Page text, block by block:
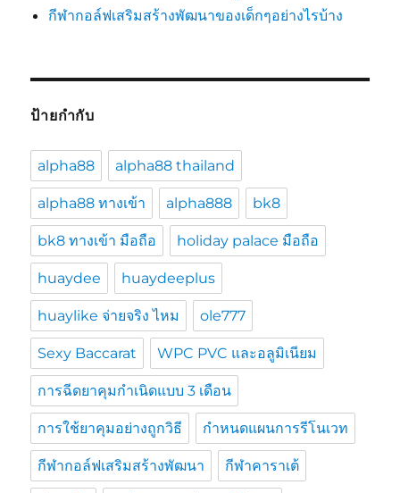
กีฬากอล์ฟเสริมสร้างพัฒนาของเด็กๆอย่างไรบ้าง
ป้ายกำกับ
alpha88 alpha88 thailand
alpha88 ทางเข้า alpha888 bk8
bk8 ทางเข้า มือถือ holiday palace มือถือ
huaydee huaydeeplus
huaylike จ่ายจริง ไหม ole777
Sexy Baccarat WPC PVC และอลูมิเนียม
การฉีดยาคุมกำเนิดแบบ 3 เดือน
การใช้ยาคุมอย่างถูกวิธี กำหนดแผนการรีโนเวท
กีฬากอล์ฟเสริมสร้างพัฒนา กีฬาคาราเต้